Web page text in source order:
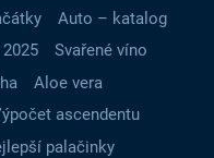
Auto – katalog
Svařené víno
Aloe vera
ascendentu
palačinky